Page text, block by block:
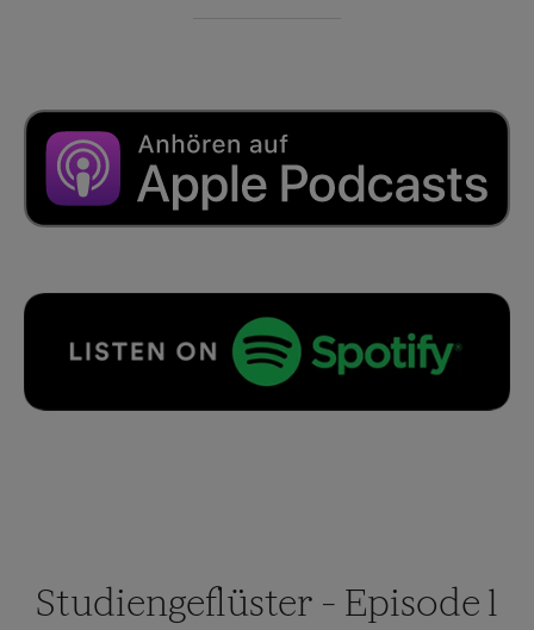
Studiengeflüster - Episode 1